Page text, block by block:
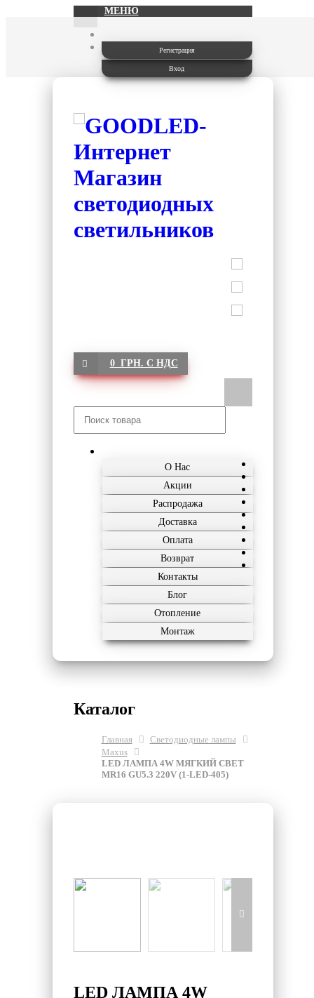
МЕНЮ
Регистрация
Вход
0 ГРН. С НДС
О Нас
Акции
Распродажа
Доставка
Оплата
Возврат
Контакты
Блог
Отопление
Монтаж
Каталог
Главная
Светодиодные лампы
Maxus
LED ЛАМПА 4W МЯГКИЙ СВЕТ
MR16 GU5.3 220V (1-LED-405)
LED ЛАМПА 4W